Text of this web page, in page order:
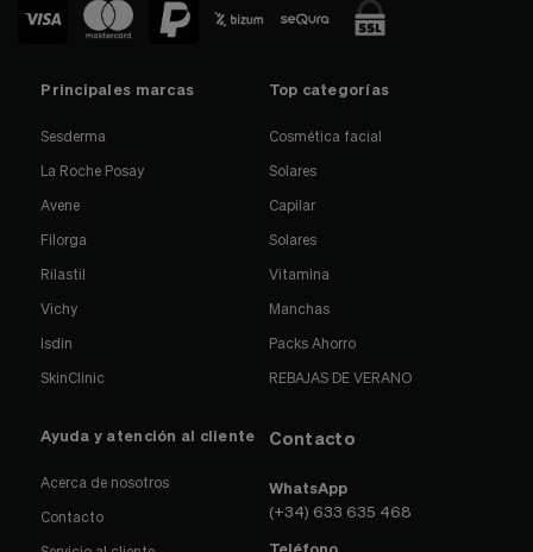
Principales marcas
Sesderma
La Roche Posay
Avene
Filorga
Rilastil
Vichy
Isdin
SkinClinic
Top categorías
Cosmética facial
Solares
Capilar
Solares
Vitamina
Manchas
Packs Ahorro
REBAJAS DE VERANO
Ayuda y atención al cliente
Acerca de nosotros
Contacto
Contacto
WhatsApp
(+34) 633 635 468